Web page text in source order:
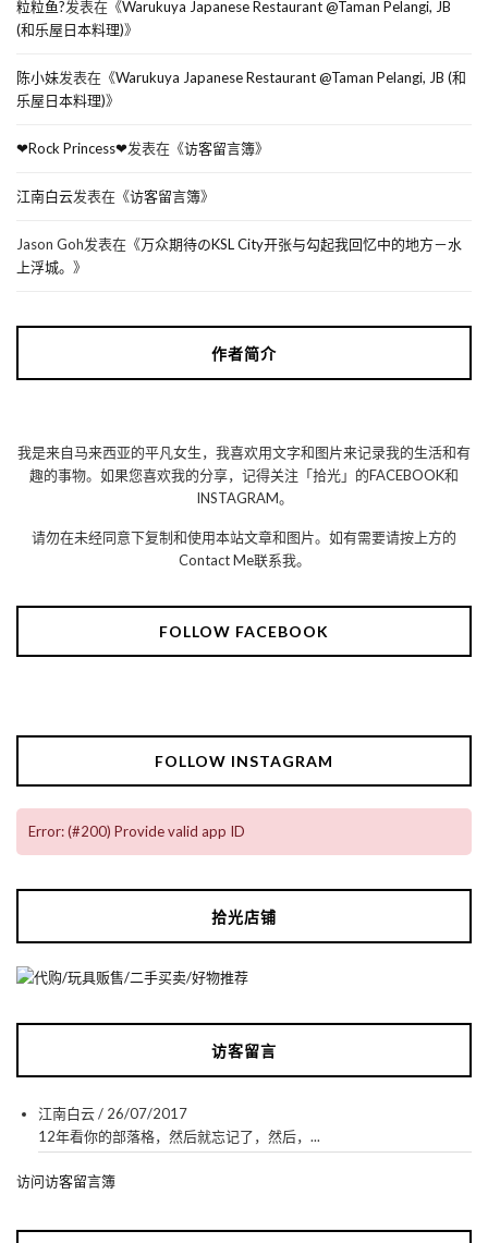
粒粒鱼?发表在《Warukuya Japanese Restaurant @Taman Pelangi, JB
(和乐屋日本料理)》
陈小妹发表在《Warukuya Japanese Restaurant @Taman Pelangi, JB (和
乐屋日本料理)》
❤Rock Princess❤发表在《访客留言簿》
江南白云发表在《访客留言簿》
Jason Goh发表在《万众期待のKSL City开张与勾起我回忆中的地方－水
上浮城。 》
作者简介
我是来自马来西亚的平凡女生，我喜欢用文字和图片来记录我的生活和有
趣的事物。如果您喜欢我的分享，记得关注「拾光」的FACEBOOK和
INSTAGRAM。
请勿在未经同意下复制和使用本站文章和图片。如有需要请按上方的
Contact Me联系我。
FOLLOW FACEBOOK
FOLLOW INSTAGRAM
Error: (#200) Provide valid app ID
拾光店铺
访客留言
江南白云/ 26/07/2017
12年看你的部落格，然后就忘记了，然后，...
访问访客留言簿